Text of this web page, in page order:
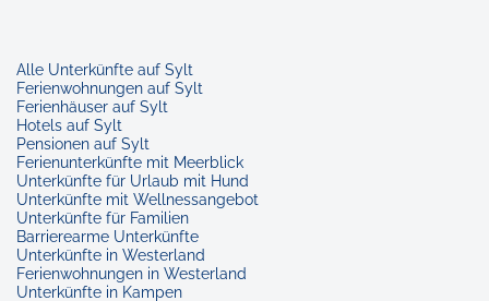
Alle Unterkünfte auf Sylt
Ferienwohnungen auf Sylt
Ferienhäuser auf Sylt
Hotels auf Sylt
Pensionen auf Sylt
Ferienunterkünfte mit Meerblick
Unterkünfte für Urlaub mit Hund
Unterkünfte mit Wellnessangebot
Unterkünfte für Familien
Barrierearme Unterkünfte
Unterkünfte in Westerland
Ferienwohnungen in Westerland
Unterkünfte in Kampen